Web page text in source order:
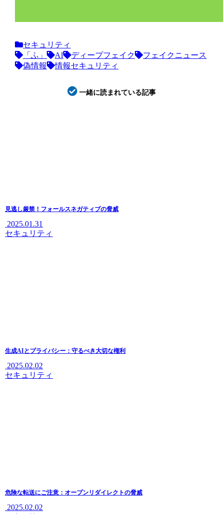
セキュリティ
「ふ」
AI ディープフェイク
フェイクニュース
偽情報
情報セキュリティ
一緒に読まれている記事
見逃し厳禁！フォールスネガティブの脅威
2025.01.31
セキュリティ
生成AIとプライバシー：守るべき大切な権利
2025.02.02
セキュリティ
危険な転送にご注意：オープンリダイレクトの脅威
2025.02.02